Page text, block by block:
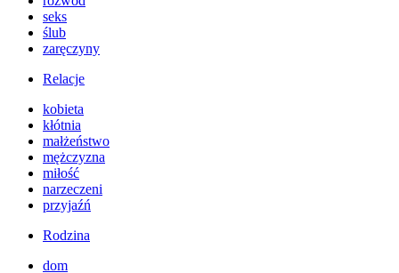
seks
ślub
zaręczyny
Relacje
kobieta
kłótnia
małżeństwo
mężczyzna
miłość
narzeczeni
przyjaźń
Rodzina
dom